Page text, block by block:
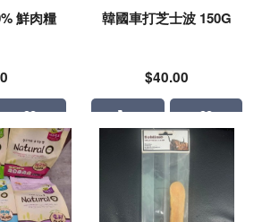
鮮肉糧 韓國車打芝士波 150G
$40.00